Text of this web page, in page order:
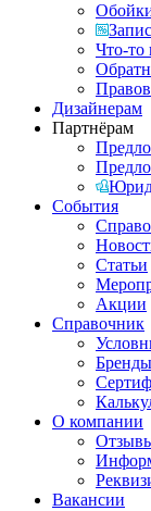
Что-то
Дизайнерам
Партнёрам
События
Статьи
Акции
Справочник
Бренды
О компании
Вакансии